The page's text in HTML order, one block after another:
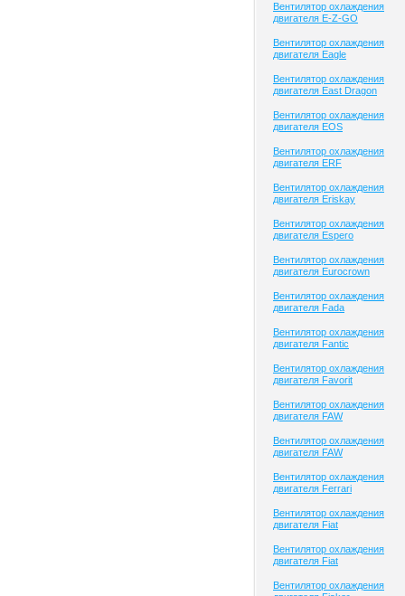
Вентилятор охлаждения
двигателя E-Z-GO
Вентилятор охлаждения
двигателя Eagle
Вентилятор охлаждения
двигателя East Dragon
Вентилятор охлаждения
двигателя EOS
Вентилятор охлаждения
двигателя ERF
Вентилятор охлаждения
двигателя Eriskay
Вентилятор охлаждения
двигателя Espero
Вентилятор охлаждения
двигателя Eurocrown
Вентилятор охлаждения
двигателя Fada
Вентилятор охлаждения
двигателя Fantic
Вентилятор охлаждения
двигателя Favorit
Вентилятор охлаждения
двигателя FAW
Вентилятор охлаждения
двигателя FAW
Вентилятор охлаждения
двигателя Ferrari
Вентилятор охлаждения
двигателя Fiat
Вентилятор охлаждения
двигателя Fiat
Вентилятор охлаждения